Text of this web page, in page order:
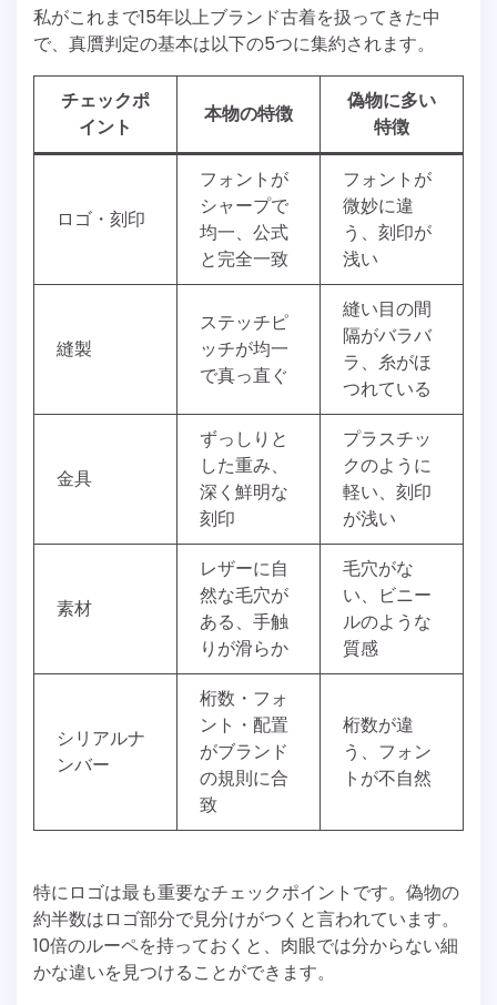
私がこれまで15年以上ブランド古着を扱ってきた中
で、真贋判定の基本は以下の5つに集約されます。
チェックポ
イント
本物の特徴
偽物に多い
特徴
ロゴ・刻印
フォントが
シャープで
均一、公式
と完全一致
フォントが
微妙に違
う、刻印が
浅い
縫製
ステッチピ
ッチが均一
で真っ直ぐ
縫い目の間
隔がバラバ
ラ、糸がほ
つれている
金具
ずっしりと
した重み、
深く鮮明な
刻印
プラスチッ
クのように
軽い、刻印
が浅い
素材
レザーに自
然な毛穴が
ある、手触
りが滑らか
毛穴がな
い、ビニー
ルのような
質感
シリアルナ
ンバー
桁数・フォ
ント・配置
がブランド
の規則に合
致
桁数が違
う、フォン
トが不自然
特にロゴは最も重要なチェックポイントです。偽物の
約半数はロゴ部分で見分けがつくと言われています。
10倍のルーペを持っておくと、肉眼では分からない細
かな違いを見つけることができます。